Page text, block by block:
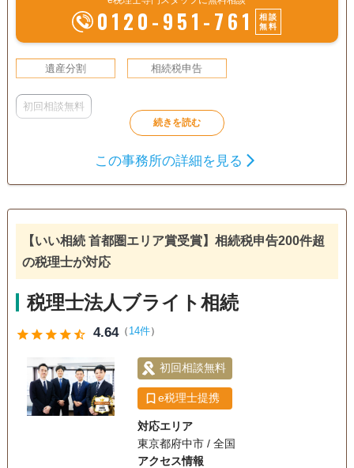
0120-951-761
相談
無料
遺産分割 相続税申告
初回相談無料
この事務所の詳細を見る
【いい相続 首都圏エリア賞受賞】相続税申告200件超
の税理士が対応
税理士法人ブライト相続
starstarstarstarstar_half 4.64 （ 14件）
初回相談無料
e税理士提携
対応エリア
東京都府中市 / 全国
アクセス情報